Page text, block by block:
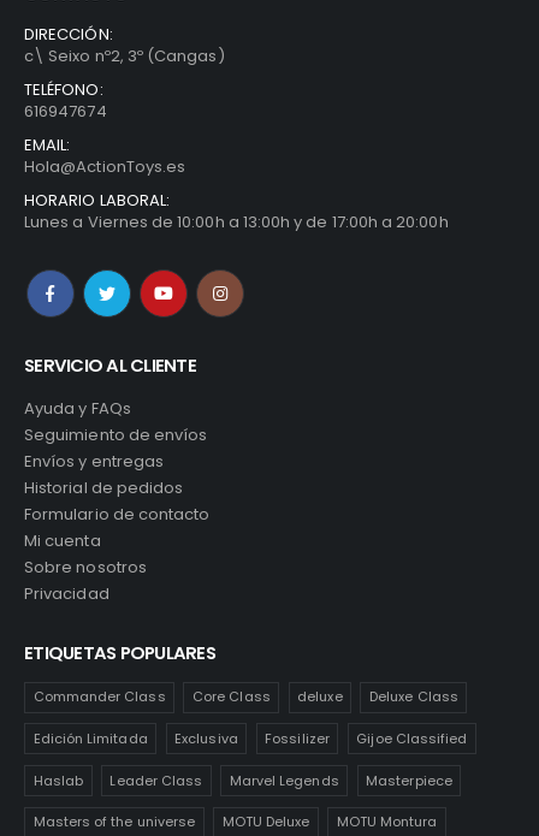
DIRECCIÓN:
c\ Seixo nº2, 3º (Cangas)
TELÉFONO:
616947674
EMAIL:
Hola@ActionToys.es
HORARIO LABORAL:
Lunes a Viernes de 10:00h a 13:00h y de 17:00h a 20:00h
SERVICIO AL CLIENTE
Ayuda y FAQs
Seguimiento de envíos
Envíos y entregas
Historial de pedidos
Formulario de contacto
Mi cuenta
Sobre nosotros
Privacidad
ETIQUETAS POPULARES
Commander Class Core Class deluxe Deluxe Class
Edición Limitada Exclusiva Fossilizer Gijoe Classified
Haslab Leader Class Marvel Legends Masterpiece
Masters of the universe MOTU Deluxe MOTU Montura